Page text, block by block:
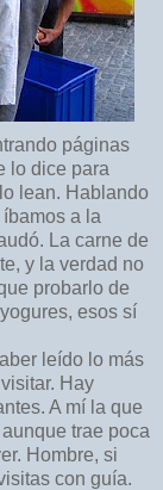
páginas
lo dice para
lean. Hablando
a la
La carne de
y la verdad no
probarlo de
esos sí
leído lo más
Hay
A mí la que
trae poca
Hombre, si
con guía.